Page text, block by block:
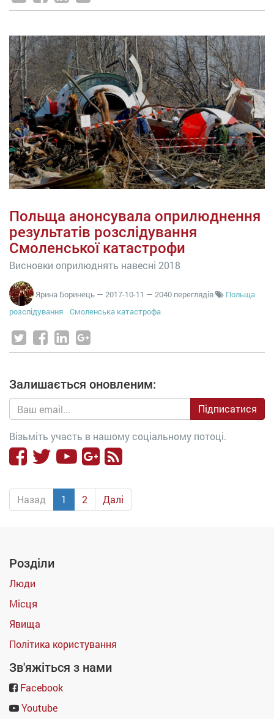
Польща анонсувала оприлюднення
результатів розслідування
Смоленської катастрофи
Висновки оприлюднять навесні 2018
Ярина Боринець — 2017-10-11 — 2040 переглядів
Польща
розслідування
Смоленська катастрофа
Залишається оновленим:
Підписатися
Візьміть участь в нашому соціальному потоці.
Назад 1 2 Далі
Розділи
Люди
Місця
Явища
Політика користування
Зв'яжіться з нами
Facebook
Youtube